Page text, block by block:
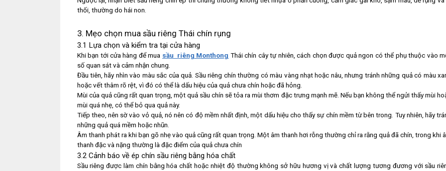
thối, thường do hái non.
3. Mẹo chọn mua sầu riêng Thái chín rụng
3.1 Lựa chọn và kiểm tra tại cửa hàng
Khi bạn tới cửa hàng để mua sầu riêng Monthong Thái chín cây tự nhiên, cách chọn được quả ngon có thể phụ thuộc vào
số quan sát và cảm nhận chung.
Đầu tiên, hãy nhìn vào màu sắc của quả. Sầu riêng chín thường có màu vàng nhạt hoặc nâu, nhưng tránh những quả có màu
hoặc vết thâm rõ rệt, vì đó có thể là dấu hiệu của quả chưa chín hoặc đã hỏng.
Mùi của quả cũng rất quan trọng, một quả sầu chín sẽ tỏa ra mùi thơm đặc trưng mạnh mẽ. Nếu bạn không thể ngửi thấy mùi
mùi quá nhẹ, có thể bỏ qua quả này.
Tiếp theo, nên sờ vào vỏ quả, nó nên có độ mềm nhất định, một dấu hiệu cho thấy sự chín mềm từ bên trong. Tuy nhiên, hãy
những quả quá mềm hoặc nhũn.
Âm thanh phát ra khi bạn gõ nhẹ vào quả cũng rất quan trọng. Một âm thanh hơi rỗng thường chỉ ra rằng quả đã chín, trong khi
thanh đặc và nặng thường là đặc điểm của quả chưa chín
3.2 Cảnh báo về ép chín sầu riêng bằng hóa chất
Sầu riêng được làm chín bằng hóa chất hoặc nhiệt độ thường không sở hữu hương vị và chất lượng tương đương với sầu